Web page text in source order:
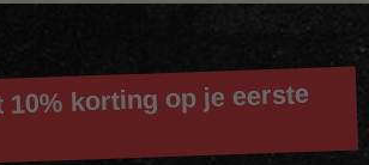
korting op je eerste